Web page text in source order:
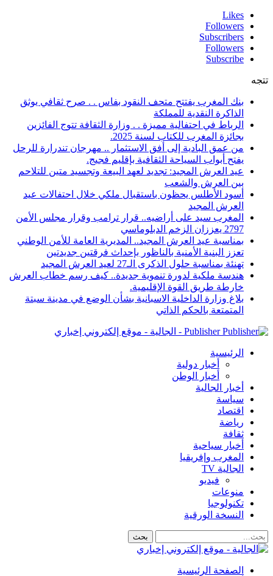
Likes
Followers
Subscribers
Followers
Subscribe
تتجه
بنك المغرب يفتتح متحف النقود بفاس . . صرح ثقافي يوثق
الذاكرة النقدية للمملكة
الرباط في احتفالية مميزة . . وزارة الثقافة تتوج الفائزين
بجائزة المغرب للكتاب لسنة 2025.
من عمق البادية إلى أفق الاستثمار .. مهرجان تندرارة للرحل
يفتح أبواب السياحة الثقافية بإقليم فجيج.
عيد العرش المجيد: تجديد لعهد البيعة وتجسيد متين للتلاحم
بين العرش والشعب
أسود الأطلس يحظون باستقبال ملكي خلال احتفالات عيد
العرش المجيد
المغرب سيد على أراضيه.. قرار ترامب وقرار مجلس الأمن
2797 يعززان الزخم الدبلوماسي
بمناسبة عيد العرش المجيد.. المديرية العامة للأمن الوطني
تعزز البنية الأمنية بالناظور بإحداث فرقتين جديدتين
تهنئة بمناسبة حلول الذكرى الـ27 لعيد العرش المجيد
هندسة ملكية لدورة تنموية جديدة.. كيف رسم خطاب العرش
خارطة طريق القوة الإقليمية.
بلاغ وزارة الداخلية الاسبانية بشأن الوضع في مدينة سبتة
المتمتعة بالحكم الذاتي
Publisher - الجالية - موقع إلكتروني إخباري
الرئيسية
أخبار دولية
أخبار الوطن
أخبار الجالية
سياسة
اقتصاد
رياضة
ثقافة
أخبار سياحية
المغرب وإفريقيا
الجالية TV
فيديو
منوعات
تكنولوجيا
النسخة الورقية
الصفحة الرئيسية